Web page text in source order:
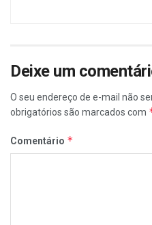
Deixe um
O seu endereço de e-mail não
obrigatórios são marcados com
Comentário *